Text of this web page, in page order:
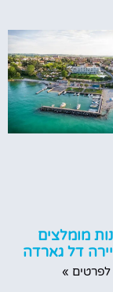
מומלצים
דל גארדה
לפרטים »